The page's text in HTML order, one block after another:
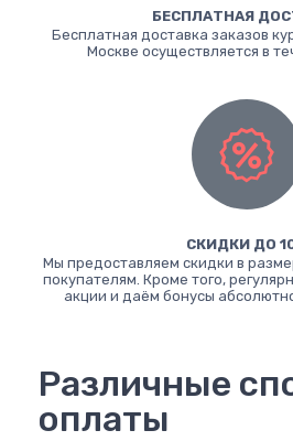
БЕСПЛАТНАЯ
Бесплатная доставка заказов
Москве осуществляется в
СКИДКИ ДО
Мы предоставляем скидки в
покупателям. Кроме того,
акции и даём бонусы
Различные
оплаты